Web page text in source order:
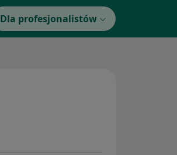
Dla profesjonalistów